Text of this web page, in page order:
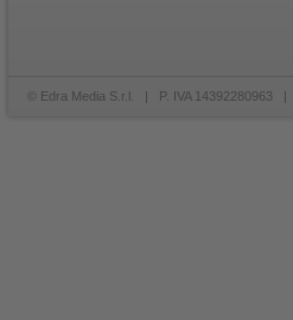
© Edra Media S.r.l. | P. IVA 14392280963